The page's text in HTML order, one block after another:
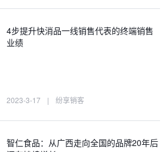
4步提升快消品一线销售代表的终端销售
业绩
2023-3-17 | 纷享销客
智仁食品：从广西走向全国的品牌20年后